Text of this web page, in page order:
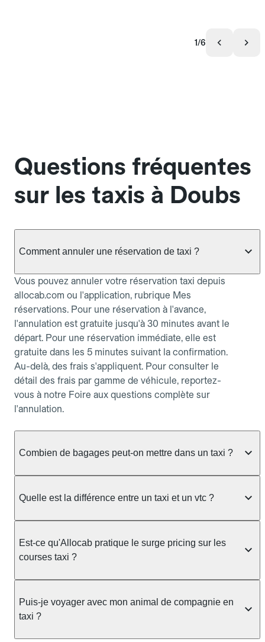
1/6
Questions fréquentes
sur les taxis à Doubs
Comment annuler une réservation de taxi ?
Vous pouvez annuler votre réservation taxi depuis
allocab.com ou l'application, rubrique Mes
réservations. Pour une réservation à l'avance,
l'annulation est gratuite jusqu'à 30 minutes avant le
départ. Pour une réservation immédiate, elle est
gratuite dans les 5 minutes suivant la confirmation.
Au-delà, des frais s'appliquent. Pour consulter le
détail des frais par gamme de véhicule, reportez-
vous à notre Foire aux questions complète sur
l'annulation.
Combien de bagages peut-on mettre dans un taxi ?
taxi berline accueille en général jusqu'à 3 bagages
ou nombreux, précisez-le dans le champ "Message
au chauffeur" lors de la réservation. Le prix n'est
pas impacté par le nombre de bagages.
Quelle est la différence entre un taxi et un vtc ?
prendre en charge directement dans la rue, à une
station ou sur réservation, avec un tarif au
réservation et propose un prix fixe annoncé à
l'avance. Chez Allocab, réservez facilement votre
taxi.
Est-ce qu'Allocab pratique le surge pricing sur les
courses taxi ?
réglementation préfectorale et suit un barème
officiel : il protège des hausses liées à la demande.
Puis-je voyager avec mon animal de compagnie en
taxi ?